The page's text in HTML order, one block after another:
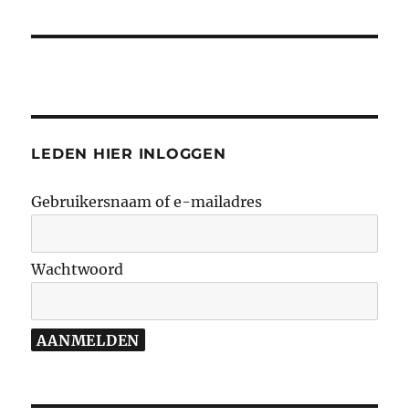
LEDEN HIER INLOGGEN
Gebruikersnaam of e-mailadres
Wachtwoord